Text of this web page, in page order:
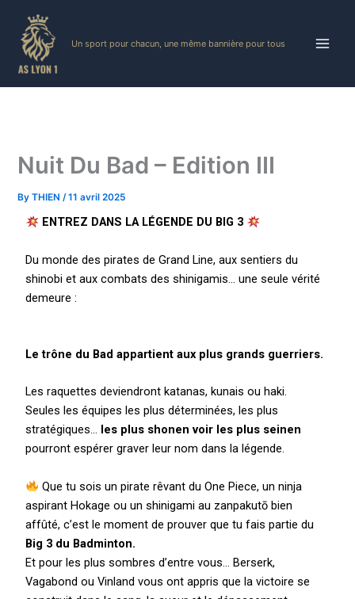
content
Un sport pour chacun, une même bannière pour tous
Nuit Du Bad – Edition III
ByTHIEN/11 avril 2025
ENTREZ DANS LA LÉGENDE DU BIG 3
Du monde des pirates de Grand Line, aux sentiers du
shinobi et aux combats des shinigamis… une seule vérité
demeure :
Le trône du Bad appartient aux plus grands guerriers.
Les raquettes deviendront katanas, kunais ou haki.
Seules les équipes les plus déterminées, les plus
stratégiques… les plus shonen voir les plus seinen
pourront espérer graver leur nom dans la légende.
Que tu sois un pirate rêvant du One Piece, un ninja
aspirant Hokage ou un shinigami au zanpakutō bien
affûté, c’est le moment de prouver que tu fais partie du
Big 3 du Badminton.
Et pour les plus sombres d’entre vous… Berserk,
Vagabond ou Vinland vous ont appris que la victoire se